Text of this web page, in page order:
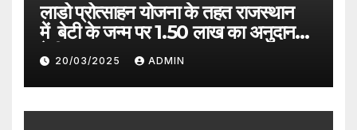
लाडो प्रोत्साहन योजना के तहत राजस्थान
में बेटी के जन्म पर 1.50 लाख का अनुदान
देगी सरकार
20/03/2025 ADMIN